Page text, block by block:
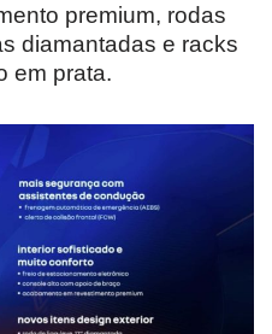
premium, rodas
diamantadas e racks
em prata.